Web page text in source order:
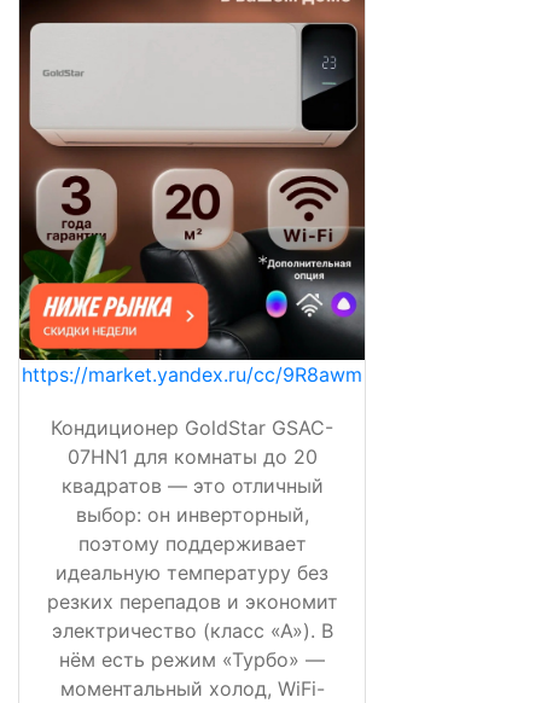
https://market.yandex.ru/cc/9R8awm
Кондиционер GoldStar GSAC-
07HN1 для комнаты до 20
квадратов — это отличный
выбор: он инверторный,
поэтому поддерживает
идеальную температуру без
резких перепадов и экономит
электричество (класс «А»). В
нём есть режим «Турбо» —
моментальный холод, WiFi-